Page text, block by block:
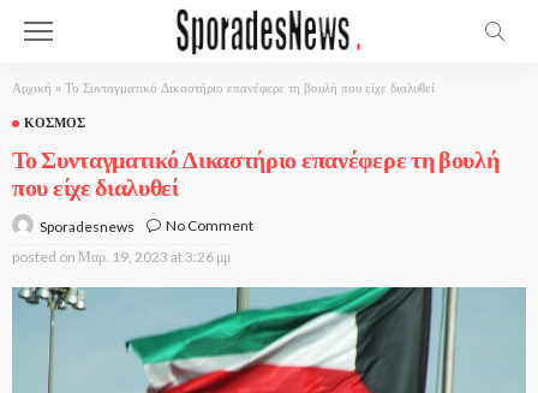
Αρχική » Το Συνταγματικό Δικαστήριο επανέφερε τη βουλή που είχε διαλυθεί
ΚΌΣΜΟΣ
Το Συνταγματικό Δικαστήριο επανέφερε τη βουλή
που είχε διαλυθεί
Sporadesnews
No Comment
posted on Μαρ. 19, 2023 at 3:26 μμ